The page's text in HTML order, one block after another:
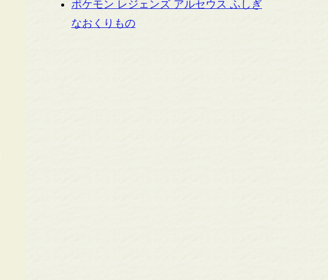
ポケモン レジェンズ アルセウス ふしぎ
なおくりもの